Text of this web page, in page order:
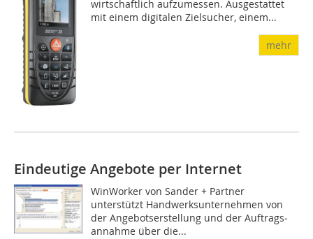
wirtschaftlich aufzumessen. Ausgestattet
mit einem digita­len Zielsucher, einem...
mehr
Eindeutige Angebote per Internet
WinWorker von Sander + Part­ner
unterstützt Handwerks­unter­neh­men von
der Angebots­erstellung und der Auf­­trags­
an­nahme über die...